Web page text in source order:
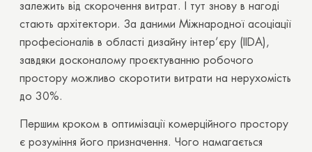
залежить від скорочення витрат. І тут знову в нагоді
стають архітектори. За даними Міжнародної асоціації
професіоналів в області дизайну інтер’єру (IIDA),
завдяки досконалому проєктуванню робочого
простору можливо скоротити витрати на нерухомість
до 30%.
Першим кроком в оптимізації комерційного простору
є розуміння його призначення. Чого намагається